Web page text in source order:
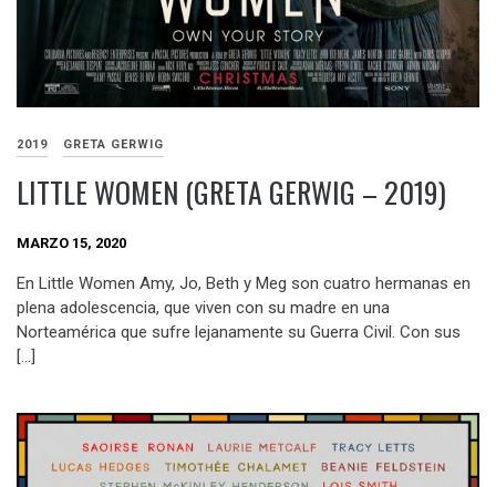
2019 GRETA GERWIG
LITTLE WOMEN (GRETA GERWIG – 2019)
MARZO 15, 2020
En Little Women Amy, Jo, Beth y Meg son cuatro hermanas en
plena adolescencia, que viven con su madre en una
Norteamérica que sufre lejanamente su Guerra Civil. Con sus
[…]